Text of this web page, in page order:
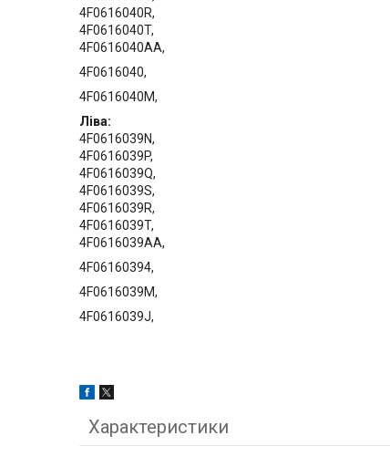
4F0616040R,
4F0616040T,
4F0616040M,
Ліва:
4F0616039N,
4F0616039P,
4F0616039Q,
4F0616039S,
4F0616039R,
4F0616039T,
4F0616039J,
Характеристики